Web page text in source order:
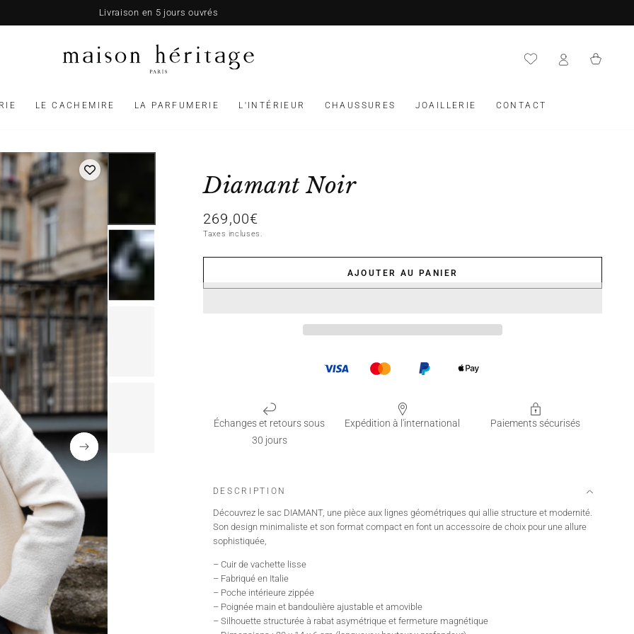
Livraison en 5 jours ouvrés
LE CACHEMIRE LA PARFUMERIE L'INTÉRIEUR CHAUSSURES JOAILLERIE CONTACT
Panier
Diamant Noir
Prix
normal
269,00€
Taxes incluses.
AJOUTER AU PANIER
Échanges et retours sous
30 jours
Expédition à l'international Paiements sécurisés
DESCRIPTION
Découvrez le sac DIAMANT, une pièce aux lignes géométriques qui allie structure et modernité.
Son design minimaliste et son format compact en font un accessoire de choix pour une allure
sophistiquée,
– Cuir de vachette lisse
– Fabriqué en Italie
– Poche intérieure zippée
– Poignée main et bandoulière ajustable et amovible
– Silhouette structurée à rabat asymétrique et fermeture magnétique